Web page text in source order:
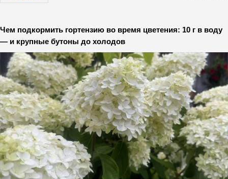
Чем подкормить гортензию во время цветения: 10 г в воду
— и крупные бутоны до холодов